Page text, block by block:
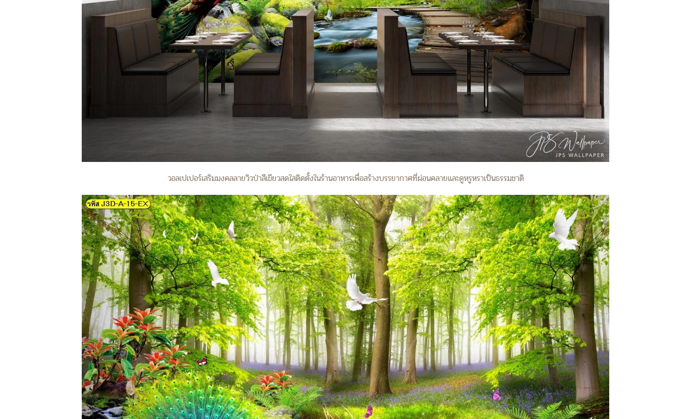
วอลเปเปอร์เสริมมงคลลายวิวป่าสีเขียวสดใสติดตั้งในร้านอาหารเพื่อสร้างบรรยากาศที่ผ่อนคลายและดูหรูหราเป็นธรรมชาติ